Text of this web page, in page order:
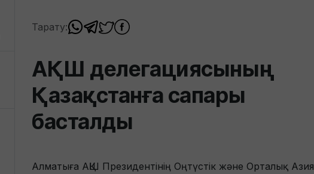
Тарату:
АҚШ делегациясының
Қазақстанға сапары
басталды
Алматыға АҚШ Президентінің Оңтүстік және Орталық Азия